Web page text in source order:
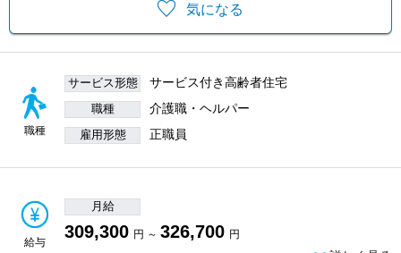
気になる
職種
サービス形態 サービス付き高齢者住宅
職種 介護職・ヘルパー
雇用形態 正職員
給与
月給
309,300 円 ～ 326,700 円